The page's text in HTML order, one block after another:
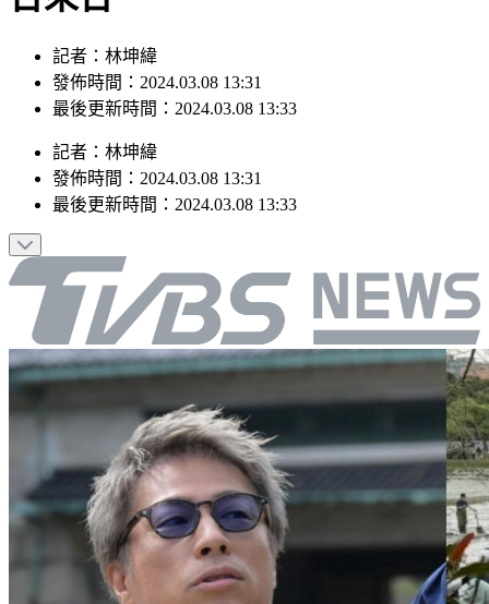
記者：林坤緯
發佈時間：2024.03.08 13:31
最後更新時間：2024.03.08 13:33
記者 ： 林坤緯
發佈時間： 2024.03.08 13:31
最後更新時間： 2024.03.08 13:33